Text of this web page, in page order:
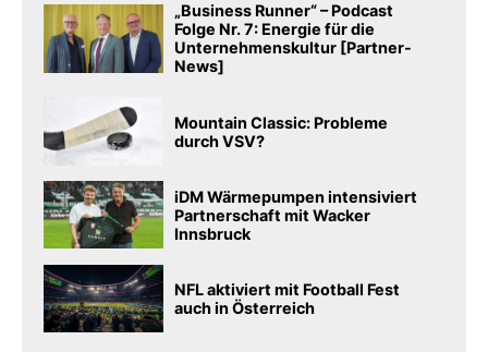
„Business Runner“ – Podcast
Folge Nr. 7: Energie für die
Unternehmenskultur [Partner-
News]
Mountain Classic: Probleme
durch VSV?
iDM Wärmepumpen intensiviert
Partnerschaft mit Wacker
Innsbruck
NFL aktiviert mit Football Fest
auch in Österreich